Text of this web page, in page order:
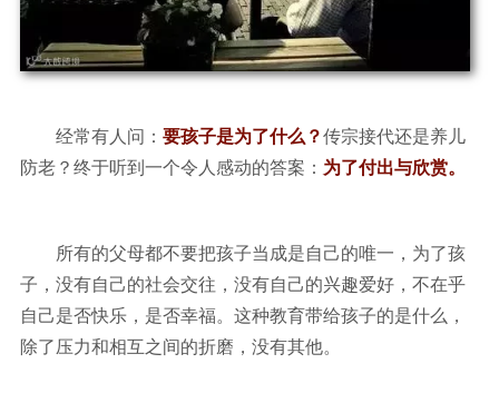
经常有人问： 要孩子是为了什么？传宗接代还是养儿
防老？终于听到一个令人感动的答案： 为了付出与欣赏。
所有的父母都不要把孩子当成是自己的唯一，为了孩
子，没有自己的社会交往，没有自己的兴趣爱好，不在乎
自己是否快乐，是否幸福。这种教育带给孩子的是什么，
除了压力和相互之间的折磨，没有其他。